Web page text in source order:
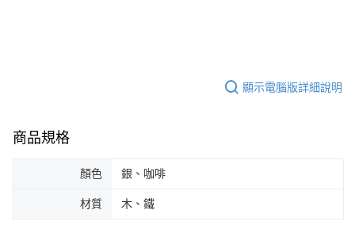
顯示電腦版詳細說明
商品規格
顏色 銀、咖啡
材質 木、鐵